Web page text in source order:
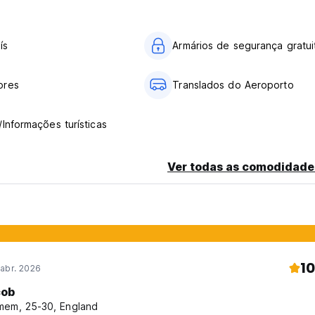
de amendoim, ovos, leite, iogurte, suco de laranja,
Kirikhan / Lang Suan
Armários de segurança
Translados do Aeroporto
Informações turísticas
Ver todas as
2026 10
25-30, England